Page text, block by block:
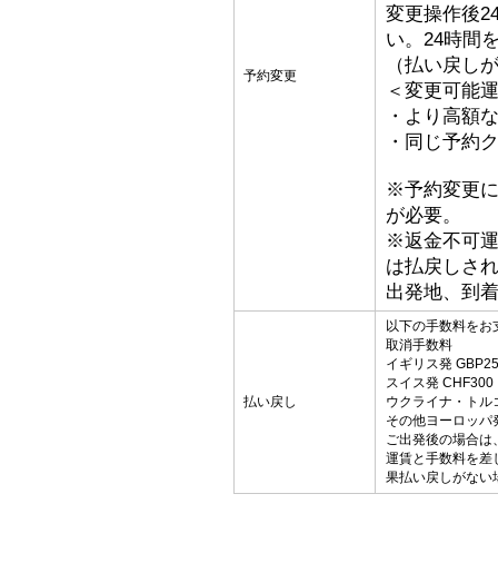
予約変更
変更操作後
い。24時間
（払い戻し
＜変更可能
・より高額
・同じ予約
※予約変更
が必要。
※返金不可
は払戻しさ
出発地、到
払い戻し
以下の手数料を
取消手数料
イギリス発
スイス発 CHF300
ウクライナ・トル
その他ヨーロッパ
ご出発後の場合は
運賃と手数料を差
果払い戻しがない